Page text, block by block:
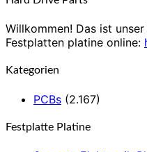
Willkommen! Das ist
Festplatten platine online:
Kategorien
PCBs (2.167)
Festplatte Platine